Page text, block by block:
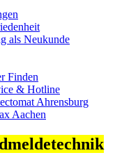
als Neukunde
Finden
& Hotline
Ahrensburg
Aachen